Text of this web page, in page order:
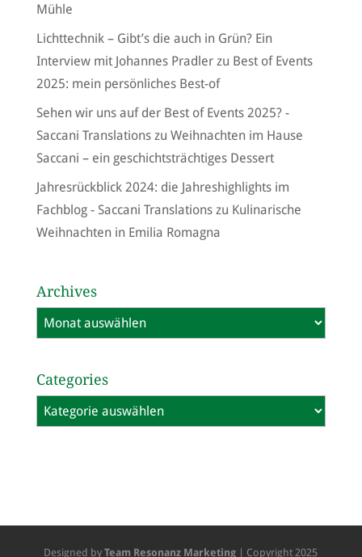
Mühle
Lichttechnik – Gibt’s die auch in Grün? Ein
Interview mit Johannes Pradlerzu Best of Events
2025: mein persönliches Best-of
Sehen wir uns auf der Best of Events 2025? -
Saccani Translationszu Weihnachten im Hause
Saccani – ein geschichtsträchtiges Dessert
Jahresrückblick 2024: die Jahreshighlights im
Fachblog - Saccani Translationszu Kulinarische
Weihnachten in Emilia Romagna
Archives
Archives
Categories
Categories
Designed byTeam Resonanz Marketing | Copyright 2025